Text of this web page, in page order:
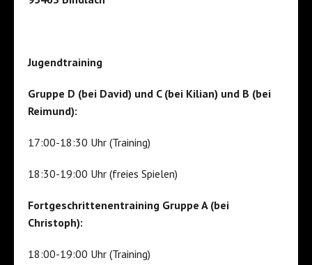
Jugendtraining
Gruppe D (bei David) und C (bei Kilian) und B (bei
Reimund):
17:00-18:30 Uhr (Training)
18:30-19:00 Uhr (freies Spielen)
Fortgeschrittenentraining Gruppe A (bei
Christoph):
18:00-19:00 Uhr (Training)